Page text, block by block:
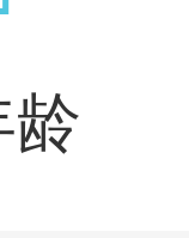
龄